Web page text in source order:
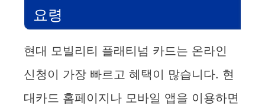
요령
현대 모빌리티 플래티넘 카드는 온라인
신청이 가장 빠르고 혜택이 많습니다. 현
대카드 홈페이지나 모바일 앱을 이용하면